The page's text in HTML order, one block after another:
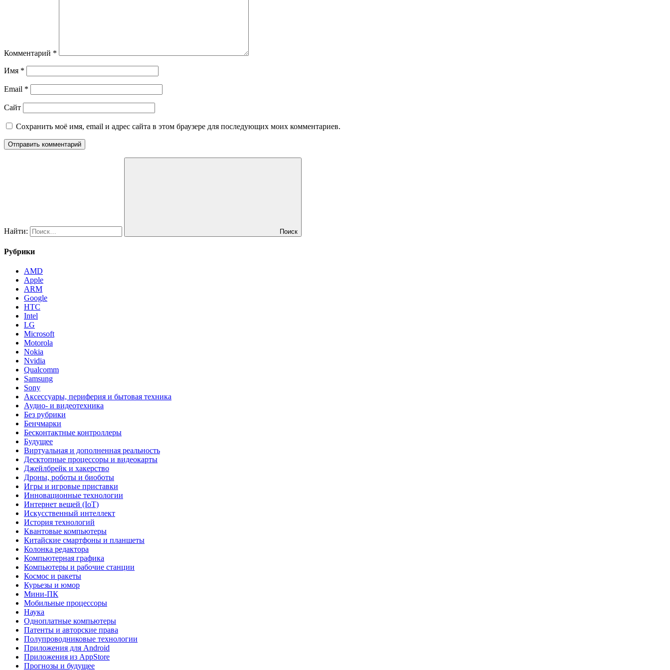
Комментарий *
Имя *
Email *
Сайт
Сохранить моё имя, email и адрес сайта в этом браузере для последующих моих комментариев.
Найти: Поиск
Рубрики
AMD
Apple
ARM
Google
HTC
Intel
LG
Microsoft
Motorola
Nokia
Nvidia
Qualcomm
Samsung
Sony
Аксессуары, периферия и бытовая техника
Аудио- и видеотехника
Без рубрики
Бенчмарки
Бесконтактные контроллеры
Будущее
Виртуальная и дополненная реальность
Десктопные процессоры и видеокарты
Джейлбрейк и хакерство
Дроны, роботы и биоботы
Игры и игровые приставки
Инновационные технологии
Интернет вещей (IoT)
Искусственный интеллект
История технологий
Квантовые компьютеры
Китайские смартфоны и планшеты
Колонка редактора
Компьютерная графика
Компьютеры и рабочие станции
Космос и ракеты
Курьезы и юмор
Мини-ПК
Мобильные процессоры
Наука
Одноплатные компьютеры
Патенты и авторские права
Полупроводниковые технологии
Приложения для Android
Приложения из AppStore
Прогнозы и будущее